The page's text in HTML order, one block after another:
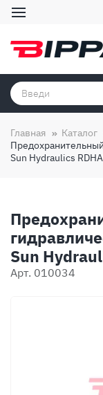
Категории товаров
Способы покупки
О компании
Отзывы
Главная Каталог
Sun Hydraulics
Sun
Арт. 010034